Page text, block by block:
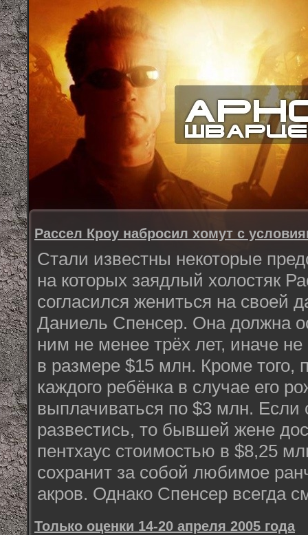
Рассел Кроу набросил хомут с
Стали известны некоторые
на которых заядлый холостяк
согласился жениться на своей
Даниель Спенсер. Она должна
ним не менее трёх лет, иначе
в размере $15 млн. Кроме того,
каждого ребёнка в случае его
выплачиваться по $3 млн. Если
развестись, то бывшей жене
пентхаус стоимостью в $8,25
сохранит за собой любимое
акров. Однако Спенсер всегда
Только оценки 14-20 апреля 2005 года